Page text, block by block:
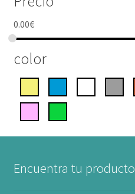
0.00€
color
Encuentra tu producto